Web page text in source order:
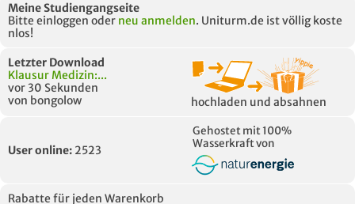
Meine Studiengangseite
Bitte einloggen oder neu anmelden. Uniturm.de ist völlig koste
nlos!
Letzter Download
Klausur Medizin:...
vor 30 Sekunden
von bongolow
hochladen und absahnen
User online: 2523
Gehostet mit 100%
Wasserkraft von
Rabatte für jeden Warenkorb